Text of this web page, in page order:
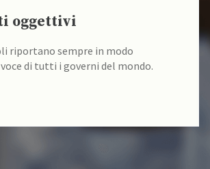
oggettivi
riportano sempre in modo
di tutti i governi del mondo.